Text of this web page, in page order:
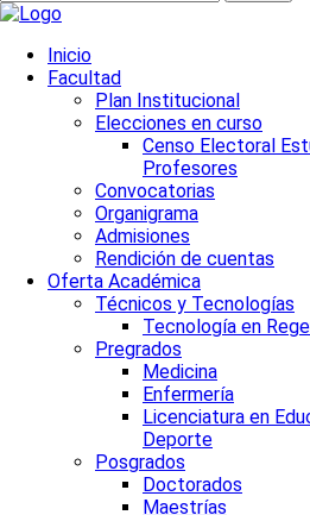
Inicio
Facultad
Plan Institucional
Elecciones en curso
Censo Electoral
Profesores
Convocatorias
Organigrama
Admisiones
Rendición de cuentas
Oferta Académica
Técnicos y Tecnologías
Tecnología en
Pregrados
Medicina
Enfermería
Licenciatura en
Deporte
Posgrados
Doctorados
Maestrías